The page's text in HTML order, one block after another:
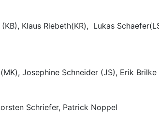
Klaus Riebeth(KR), Lukas
Josephine Schneider (JS), Erik Brilke
Schriefer, Patrick Noppel